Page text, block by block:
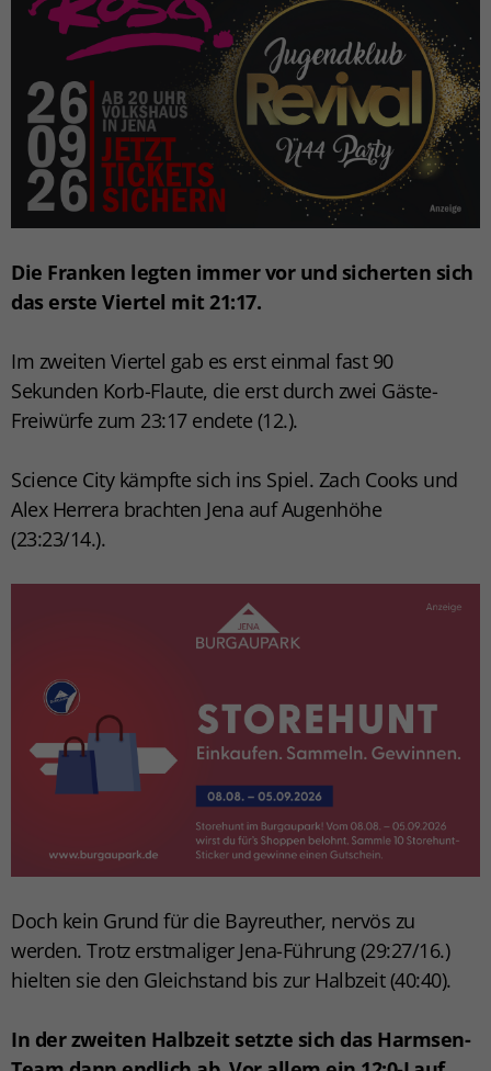
Die Franken legten immer vor und sicherten sich
das erste Viertel mit 21:17.
Im zweiten Viertel gab es erst einmal fast 90
Sekunden Korb-Flaute, die erst durch zwei Gäste-
Freiwürfe zum 23:17 endete (12.).
Science City kämpfte sich ins Spiel. Zach Cooks und
Alex Herrera brachten Jena auf Augenhöhe
(23:23/14.).
Doch kein Grund für die Bayreuther, nervös zu
werden. Trotz erstmaliger Jena-Führung (29:27/16.)
hielten sie den Gleichstand bis zur Halbzeit (40:40).
In der zweiten Halbzeit setzte sich das Harmsen-